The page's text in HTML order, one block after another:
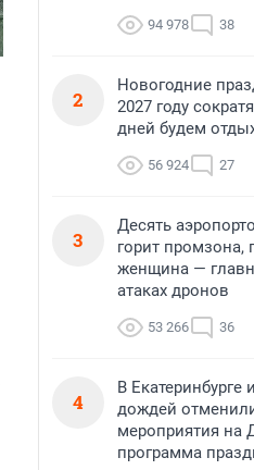
94 978 38
2
Новогодние
2027 году
дней будем
56 924 27
3
Десять
горит промзона,
женщина —
атаках дронов
53 266 36
4
В Екатеринбурге
дождей
мероприятия на
программа